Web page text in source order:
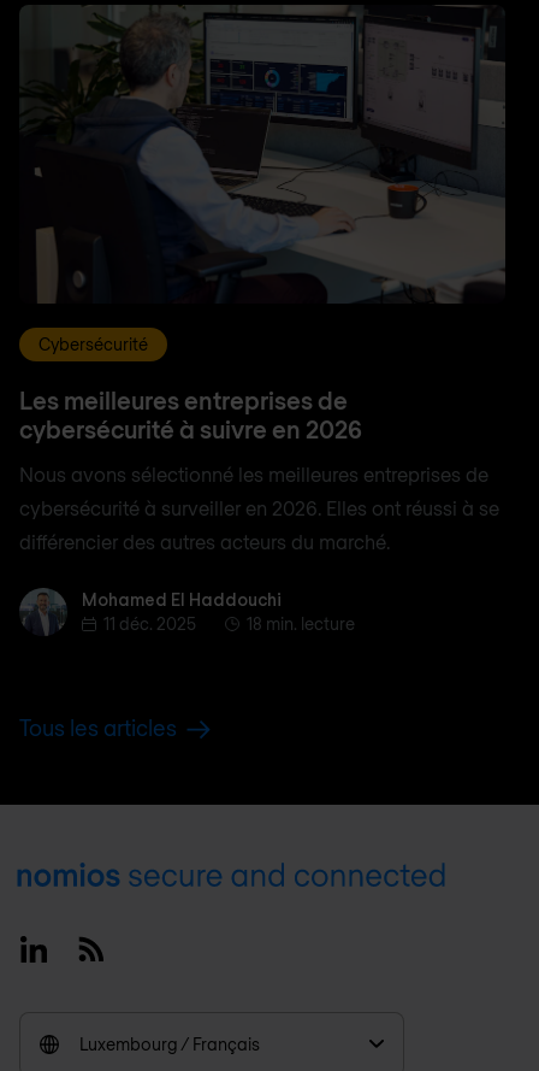
Cybersécurité
Les meilleures entreprises de
cybersécurité à suivre en 2026
Nous avons sélectionné les meilleures entreprises de
cybersécurité à surveiller en 2026. Elles ont réussi à se
différencier des autres acteurs du marché.
Mohamed El Haddouchi
Mohamed El Haddouchi
11 déc. 2025
18 min. lecture
Tous les articles
Footer
LinkedinRSS
Luxembourg / Français